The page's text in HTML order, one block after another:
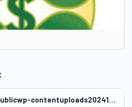
wwwasbanc_418publicwp-contentuploads202410Sesion-5-educacion-financiera-2024-JMA.docx